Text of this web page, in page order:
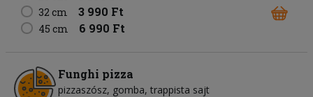
32 cm 3 990 Ft
45 cm 6 990 Ft
Funghi pizza
pizzaszósz gomba trappista sajt